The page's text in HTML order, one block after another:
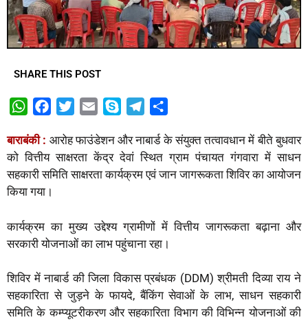
SHARE THIS POST
W
a
t
s
A
p
c
e
b
k
i
t
t
a
i
l
y
p
e
l
e
g
m
a
r
e
बाराबंकी : आरोह फाउंडेशन और नाबार्ड के संयुक्त तत्वावधान में बीते बुधवार
को वित्तीय साक्षरता केंद्र देवां स्थित ग्राम पंचायत गंगवारा में साधन
सहकारी समिति साक्षरता कार्यक्रम एवं जान जागरूकता शिविर का आयोजन
किया गया।
कार्यक्रम का मुख्य उद्देश्य ग्रामीणों में वित्तीय जागरूकता बढ़ाना और
सरकारी योजनाओं का लाभ पहुंचाना रहा।
शिविर में नाबार्ड की जिला विकास प्रबंधक (DDM) श्रीमती दिव्या राय ने
सहकारिता से जुड़ने के फायदे, बैंकिंग सेवाओं के लाभ, साधन सहकारी
समिति के कम्प्यूटरीकरण और सहकारिता विभाग की विभिन्न योजनाओं की